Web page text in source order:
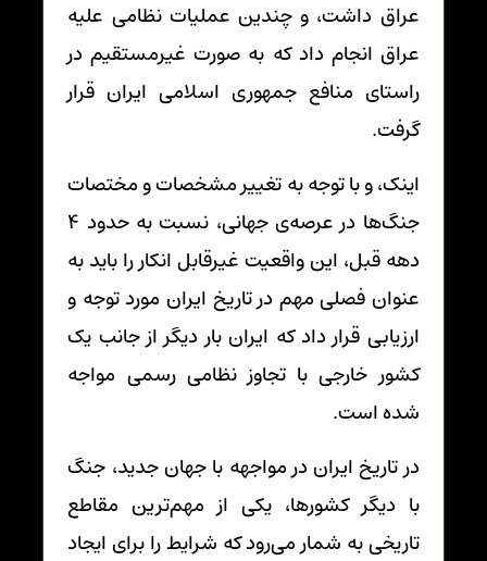
عراق داشت، و چندین عملیات نظامی علیه
عراق انجام داد که به صورت غیرمستقیم در
راستای منافع جمهوری اسلامی ایران قرار
گرفت.
اینک، و با توجه به تغییر مشخصات و مختصات
جنگ‌ها در عرصه‌ی جهانی، نسبت به حدود 4
دهه قبل، این واقعیت غیرقابل انکار را باید به
عنوان فصلی مهم در تاریخ ایران مورد توجه و
ارزیابی قرار داد که ایران بار دیگر از جانب یک
کشور خارجی با تجاوز نظامی رسمی مواجه
شده است.
در تاریخ ایران در مواجهه با جهان جدید، جنگ
با دیگر کشورها، یکی از مهم‌ترین مقاطع
تاریخی به شمار می‌رود که شرایط را برای ایجاد